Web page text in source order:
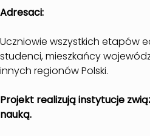
Adresaci:
Uczniowie wszystkich etapów
studenci, mieszkańcy
innych regionów Polski.
Projekt realizują instytucje
nauką.